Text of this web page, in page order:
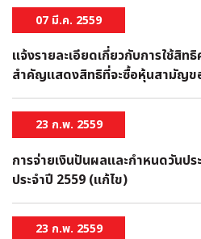
07 มี.ค. 2559
แจ้งรายละเอียดเกี่ยวกับการใช้สิท
สำคัญแสดงสิทธิที่จะซื้อหุ้นสามัญข
23 ก.พ. 2559
การจ่ายเงินปันผลและกำหนดวันป
ประจำปี 2559 (แก้ไข)
23 ก.พ. 2559